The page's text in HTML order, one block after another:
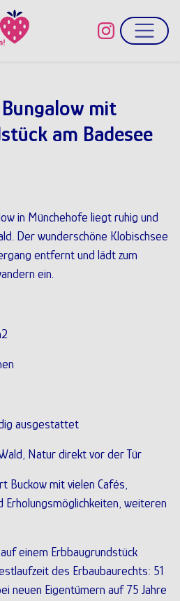
Bungalow mit
am Badesee
in Münchehofe liegt ruhig und
Der wunderschöne Klobischsee
entfernt und lädt zum
ein.
ausgestattet
Natur direkt vor der Tür
Buckow mit vielen Cafés,
Erholungsmöglichkeiten, weiteren
einem Erbbaugrundstück
des Erbaubaurechts: 51
neuen Eigentümern auf 75 Jahre